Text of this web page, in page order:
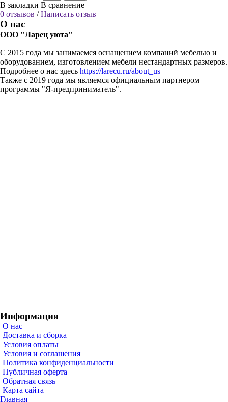
В закладки В сравнение
0 отзывов /Написать отзыв
О нас
ООО "Ларец уюта"
С 2015 года мы занимаемся оснащением компаний мебелью и
оборудованием, изготовлением мебели нестандартных размеров.
Подробнее о нас здесь https://larecu.ru/about_us
Также с 2019 года мы являемся официальным партнером
программы "Я-предприниматель".
Информация
О нас
Доставка и сборка
Условия оплаты
Условия и соглашения
Политика конфиденциальности
Публичная оферта
Обратная связь
Карта сайта
Главная